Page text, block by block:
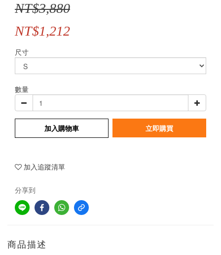
NT$3,880
NT$1,212
尺寸
數量
加入購物車 立即購買
加入追蹤清單
分享到
商品描述